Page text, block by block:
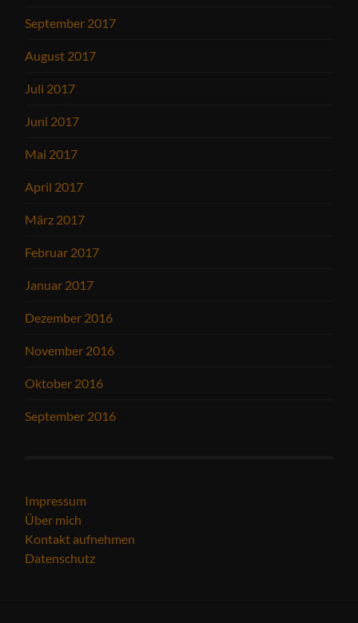
September 2017
August 2017
Juli 2017
Juni 2017
Mai 2017
April 2017
März 2017
Februar 2017
Januar 2017
Dezember 2016
November 2016
Oktober 2016
September 2016
Impressum
Über mich
Kontakt aufnehmen
Datenschutz